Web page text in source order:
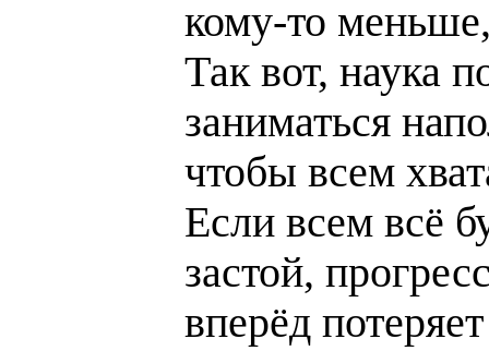
кому-то
Так вот, наука
заниматься
чтобы всем
Если всем всё
застой,
вперёд